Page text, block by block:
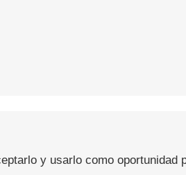
y usarlo como oportunidad